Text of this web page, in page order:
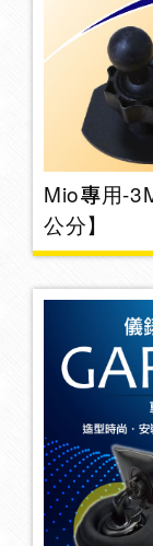
Mio專用-
公分】
置物
護
頭
安